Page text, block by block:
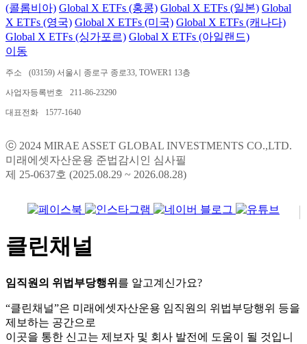
(콜롬비아) Global X ETFs (홍콩) Global X ETFs (일본) Global
X ETFs (영국) Global X ETFs (미국) Global X ETFs (캐나다)
Global X ETFs (싱가포르) Global X ETFs (아일랜드)
이동
주소 (03159) 서울시 종로구 종로33, TOWER1 13층
사업자등록번호 211-86-23290
대표전화 1577-1640
ⓒ 2024 MIRAE ASSET GLOBAL INVESTMENTS CO.,LTD.
미래에셋자산운용 준법감시인 심사필
제 25-0637호 (2025.08.29 ~ 2026.08.28)
클린채널
임직원의 위법부당행위 를 알고계신가요?
“클린채널”은 미래에셋자산운용 임직원의 위법부당행위 등을
제보하는 공간으로
이곳을 통한 신고는 제보자 및 회사 발전에 도움이 될 것입니